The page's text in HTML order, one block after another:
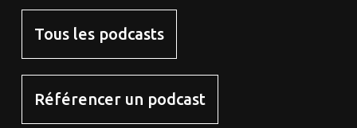
Tous les podcasts
Référencer un podcast